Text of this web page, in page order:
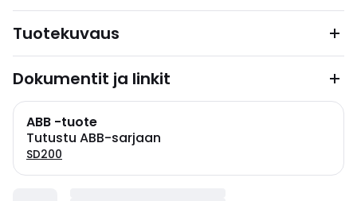
Tuotekuvaus
Dokumentit ja linkit
ABB -tuote
Tutustu ABB-sarjaan
SD200